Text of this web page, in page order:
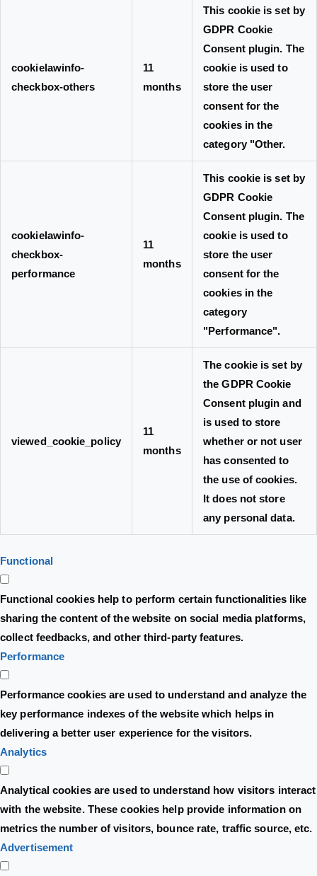
cookielawinfo-
checkbox-others
11
months
This cookie is set by
GDPR Cookie
Consent plugin. The
cookie is used to
store the user
consent for the
cookies in the
category "Other.
cookielawinfo-
checkbox-
performance
11
months
This cookie is set by
GDPR Cookie
Consent plugin. The
cookie is used to
store the user
consent for the
cookies in the
category
"Performance".
viewed_cookie_policy
11
months
The cookie is set by
the GDPR Cookie
Consent plugin and
is used to store
whether or not user
has consented to
the use of cookies.
It does not store
any personal data.
Functional
Functional cookies help to perform certain functionalities like
sharing the content of the website on social media platforms,
collect feedbacks, and other third-party features.
Performance
Performance cookies are used to understand and analyze the
key performance indexes of the website which helps in
delivering a better user experience for the visitors.
Analytics
Analytical cookies are used to understand how visitors interact
with the website. These cookies help provide information on
metrics the number of visitors, bounce rate, traffic source, etc.
Advertisement